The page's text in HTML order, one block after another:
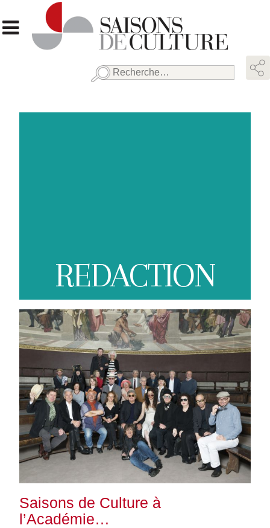
Rechercher :
REDACTION
Saisons de Culture à
l’Académie…